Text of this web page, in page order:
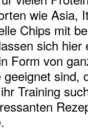
wie Asia,
Chips mit
sich
Form von
sind,
Training